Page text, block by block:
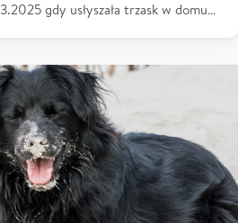
gdy usłyszała trzask w domu…